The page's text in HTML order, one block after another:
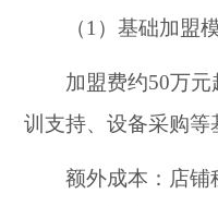
（1）基础加盟
加盟费约50万元
训支持、设备采购等
额外成本：店铺